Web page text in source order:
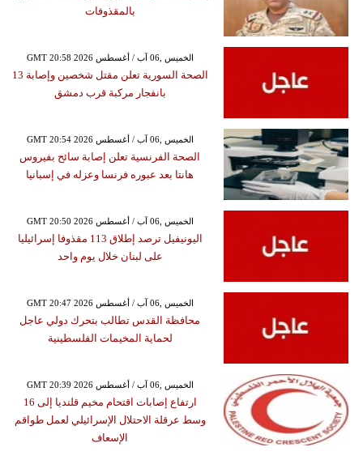
بالمقذوفات
GMT 20:58 2026 الخميس ,06 آب / أغسطس
الصحة السورية تعلن مقتل شخصين وإصابة 13
بانفجار مركبة قرب دمشق
GMT 20:54 2026 الخميس ,06 آب / أغسطس
الصحة الفرنسية تعلن إصابة سائح بفيروس
هانتا بعد عبوره فرنسا وعزله في إسبانيا
GMT 20:50 2026 الخميس ,06 آب / أغسطس
اليونيفيل ترصد إطلاق 113 مقذوفا إسرائيليا
على لبنان خلال يوم واحد
GMT 20:47 2026 الخميس ,06 آب / أغسطس
محافظة القدس تطالب بتحرك دولي عاجل
لحماية المخيمات الفلسطينية
GMT 20:39 2026 الخميس ,06 آب / أغسطس
ارتفاع إصابات اقتحام مخيم قلنديا إلى 16
وسط عرقلة الاحتلال الإسرائيلي لعمل طواقم
الإسعاف